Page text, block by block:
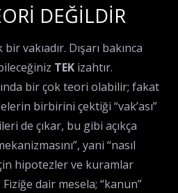
DEĞİLDİR
vakıadır. Dışarı bakınca
TEK izahtır.
bir çok teori olabilir; fakat
birbirini çektiği “vak’ası”
de çıkar, bu gibi açıkça
yani “nasıl
hipotezler ve kuramlar
dair mesela; “kanun”